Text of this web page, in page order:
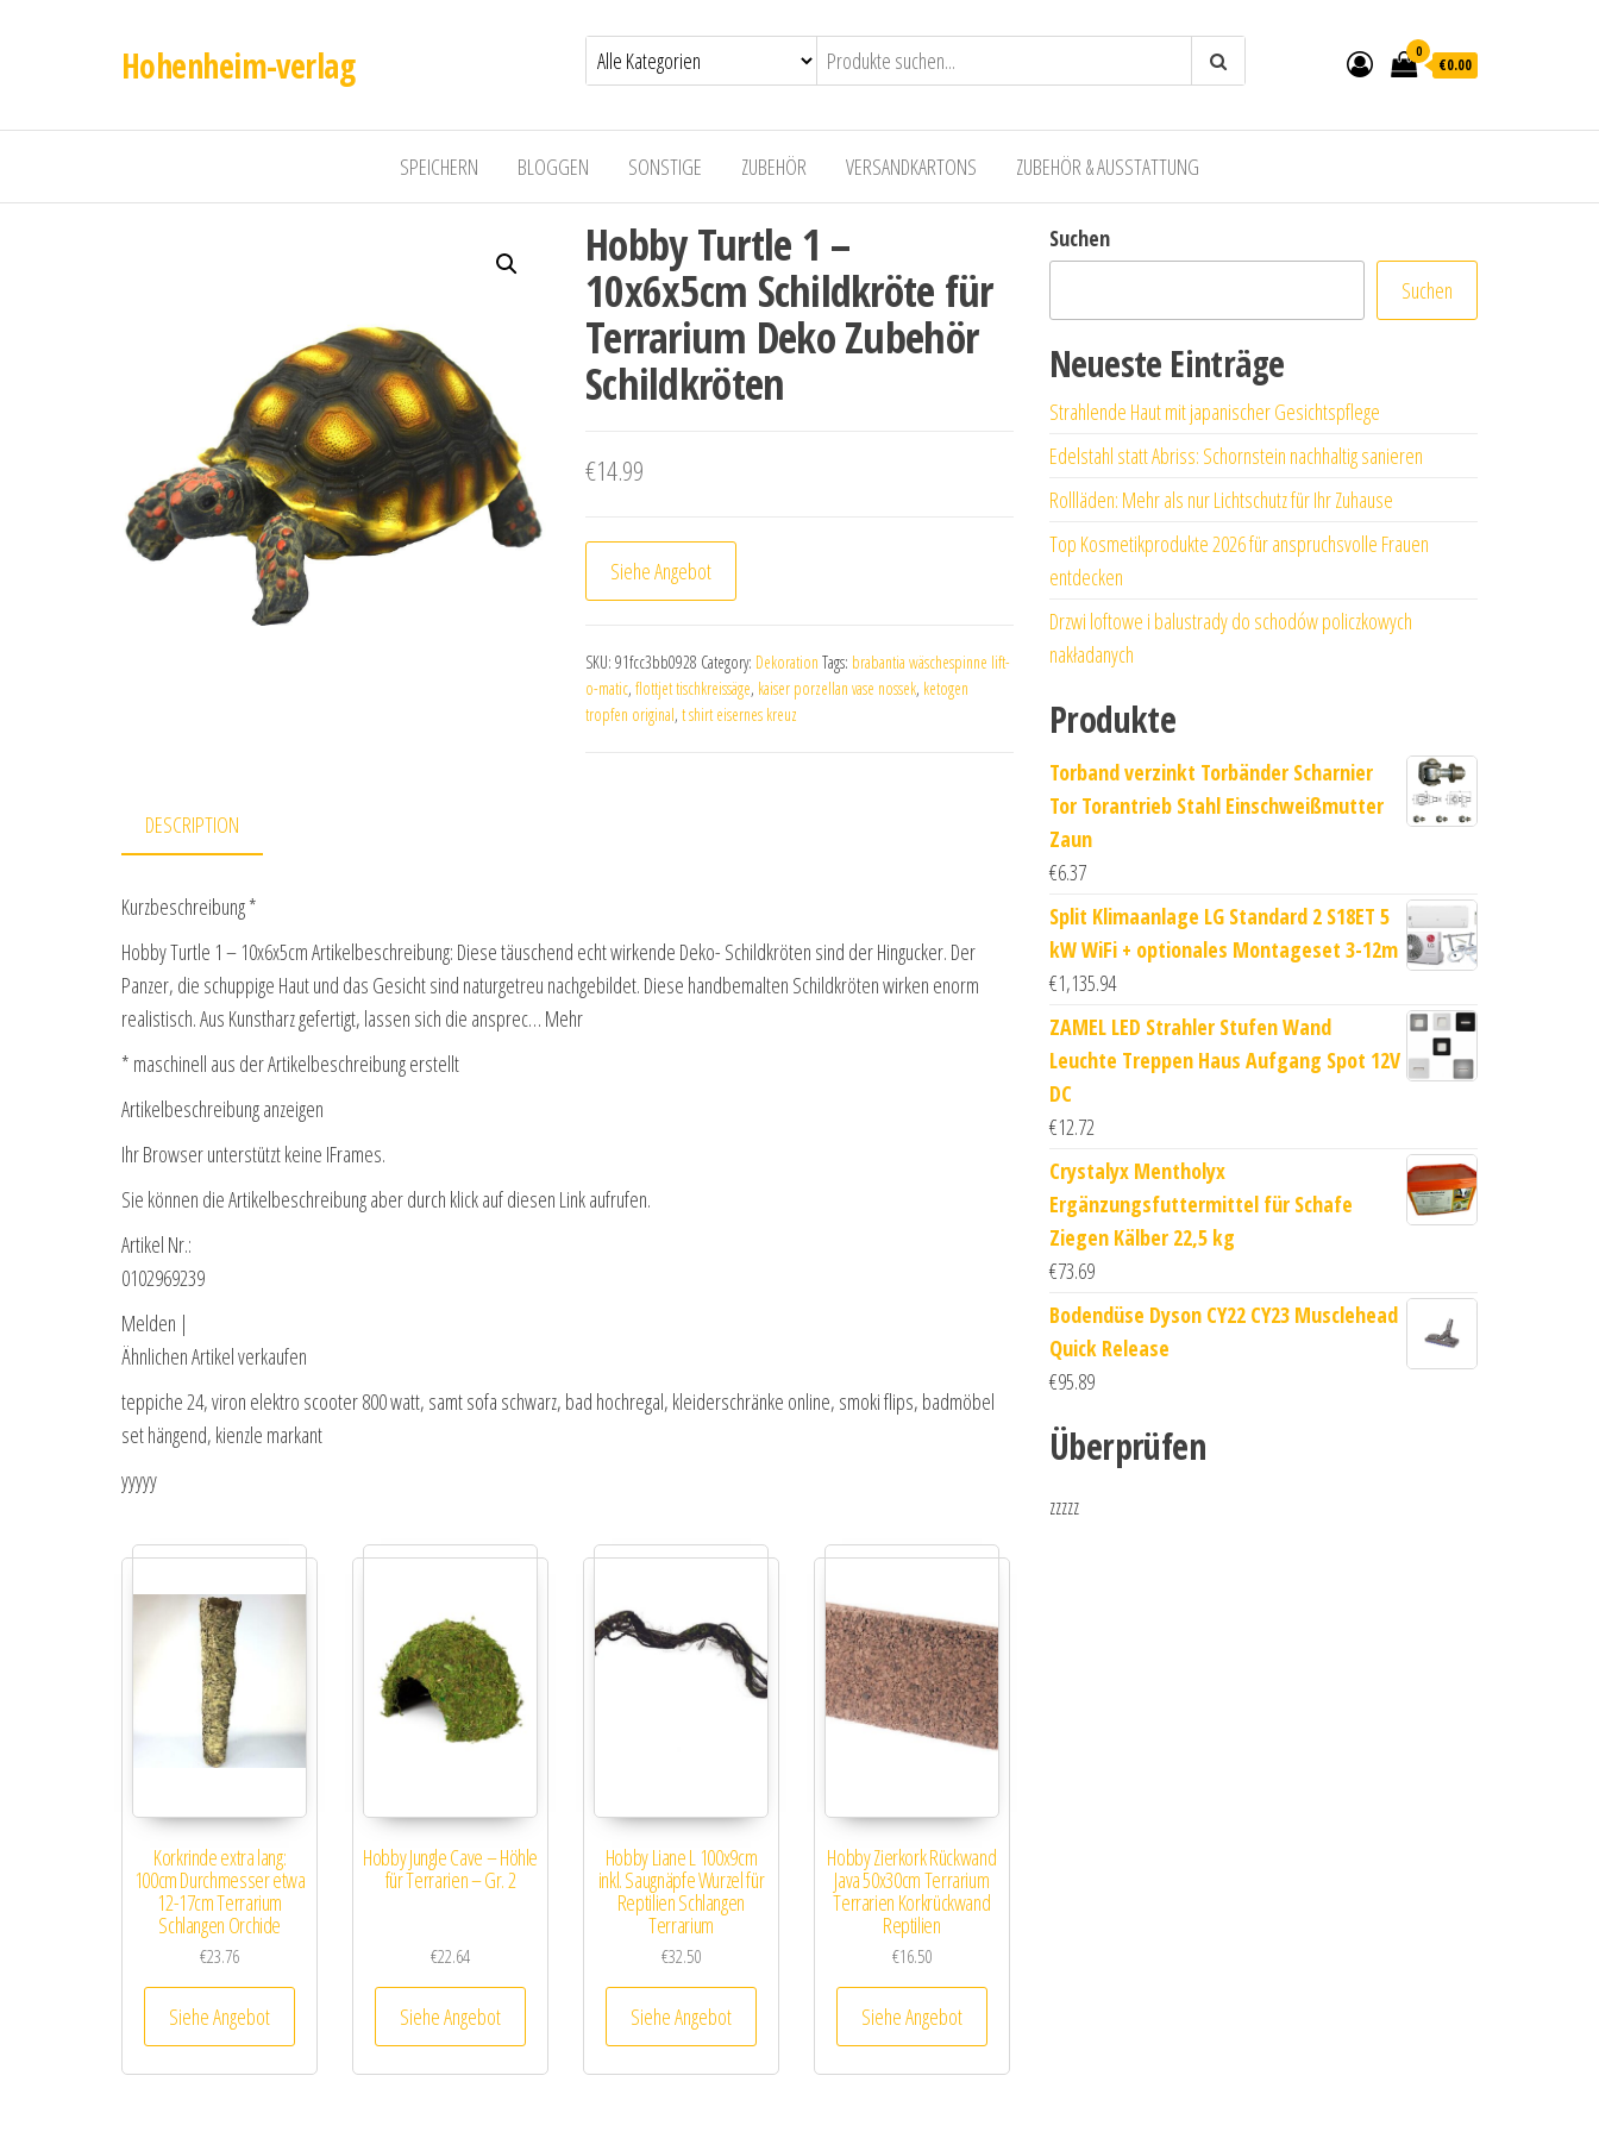
Hohenheim-verlag 0
€0.00
SPEICHERN BLOGGEN SONSTIGE ZUBEHÖR VERSANDKARTONS ZUBEHÖR & AUSSTATTUNG
Hobby Turtle 1 –
10x6x5cm Schildkröte für
Terrarium Deko Zubehör
Schildkröten
€14.99
Siehe Angebot
SKU: 91fcc3bb0928 Category: Dekoration Tags: brabantia wäschespinne lift-
o-matic, flottjet tischkreissäge, kaiser porzellan vase nossek, ketogen
tropfen original, t shirt eisernes kreuz
DESCRIPTION
Kurzbeschreibung *
Hobby Turtle 1 – 10x6x5cm Artikelbeschreibung: Diese täuschend echt wirkende Deko- Schildkröten sind der Hingucker. Der
Panzer, die schuppige Haut und das Gesicht sind naturgetreu nachgebildet. Diese handbemalten Schildkröten wirken enorm
realistisch. Aus Kunstharz gefertigt, lassen sich die ansprec… Mehr
* maschinell aus der Artikelbeschreibung erstellt
Artikelbeschreibung anzeigen
Ihr Browser unterstützt keine IFrames.
Sie können die Artikelbeschreibung aber durch klick auf diesen Link aufrufen.
Artikel Nr.:
0102969239
Melden |
Ähnlichen Artikel verkaufen
teppiche 24, viron elektro scooter 800 watt, samt sofa schwarz, bad hochregal, kleiderschränke online, smoki flips, badmöbel
set hängend, kienzle markant
yyyyy
Korkrinde extra lang:
100cm Durchmesser etwa
12-17cm Terrarium
Schlangen Orchide
€23.76
Siehe Angebot
Hobby Jungle Cave – Höhle
für Terrarien – Gr. 2
€22.64
Siehe Angebot
Hobby Liane L 100x9cm
inkl. Saugnäpfe Wurzel für
Reptilien Schlangen
Terrarium
€32.50
Siehe Angebot
Hobby Zierkork Rückwand
Java 50x30cm Terrarium
Terrarien Korkrückwand
Reptilien
€16.50
Siehe Angebot
Suchen
Suchen
Neueste Einträge
Strahlende Haut mit japanischer Gesichtspflege
Edelstahl statt Abriss: Schornstein nachhaltig sanieren
Rollläden: Mehr als nur Lichtschutz für Ihr Zuhause
Top Kosmetikprodukte 2026 für anspruchsvolle Frauen
entdecken
Drzwi loftowe i balustrady do schodów policzkowych
nakładanych
Produkte
Torband verzinkt Torbänder Scharnier
Tor Torantrieb Stahl Einschweißmutter
Zaun
€6.37
Split Klimaanlage LG Standard 2 S18ET 5
kW WiFi + optionales Montageset 3-12m
€1,135.94
ZAMEL LED Strahler Stufen Wand
Leuchte Treppen Haus Aufgang Spot 12V
DC
€12.72
Crystalyx Mentholyx
Ergänzungsfuttermittel für Schafe
Ziegen Kälber 22,5 kg
€73.69
Bodendüse Dyson CY22 CY23 Musclehead
Quick Release
€95.89
Überprüfen
zzzzz